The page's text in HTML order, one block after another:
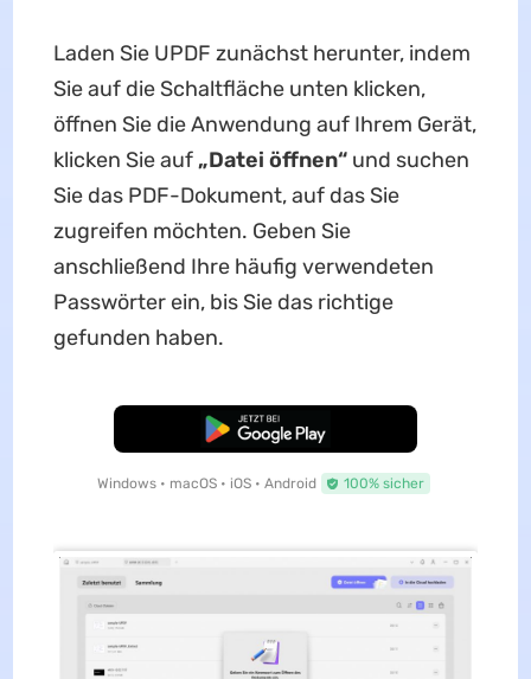
Laden Sie UPDF zunächst herunter, indem
Sie auf die Schaltfläche unten klicken,
öffnen Sie die Anwendung auf Ihrem Gerät,
klicken Sie auf „Datei öffnen“und suchen
Sie das PDF-Dokument, auf das Sie
zugreifen möchten. Geben Sie
anschließend Ihre häufig verwendeten
Passwörter ein, bis Sie das richtige
gefunden haben.
Kostenloser Download
Windows • macOS • iOS • Android 100% sicher